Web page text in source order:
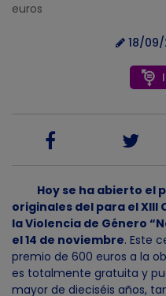
euros
18/
Hoy se ha abierto el
originales del para el
la Violencia de Género
el 14 de noviembre. Este
premio de 600 euros a la
es totalmente gratuita y
mayor de dieciséis años,